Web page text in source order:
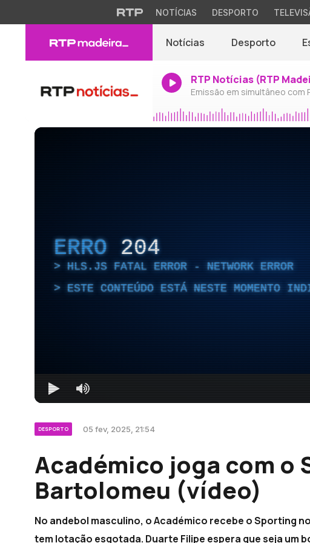
NOTÍCIAS DESPORTO
Notícias Desporto
RTP Notícias (RTP
Emissão em simultâneo com
ERRO 204
HLS.JS FATAL ERROR - NETWORK ERROR
ESTE CONTEÚDO ESTÁ NESTE MOMENTO
DESPORTO 05 fev, 2025, 21:54
Académico joga com o
Bartolomeu (vídeo)
No andebol masculino, o Académico recebe o Sporting
tem lotação esgotada. Duarte Filipe espera que seja um